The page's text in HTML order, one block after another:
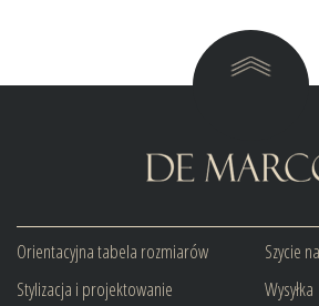
Orientacyjna tabela rozmiarów
Stylizacja i projektowanie
Szycie
Wysyłka